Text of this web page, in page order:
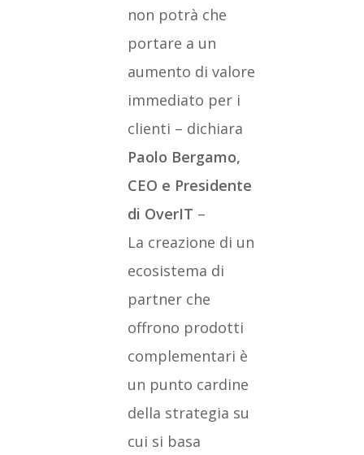
non potrà che
portare a un
aumento di valore
immediato per i
clienti – dichiara
Paolo Bergamo,
CEO e Presidente
di OverIT –
La creazione di un
ecosistema di
partner che
offrono prodotti
complementari è
un punto cardine
della strategia su
cui si basa